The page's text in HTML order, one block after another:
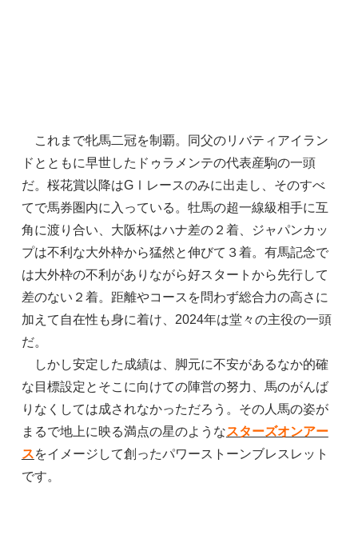
これまで牝馬二冠を制覇。同父のリバティアイラン
ドとともに早世したドゥラメンテの代表産駒の一頭
だ。桜花賞以降はGⅠレースのみに出走し、そのすべ
てで馬券圏内に入っている。牡馬の超一線級相手に互
角に渡り合い、大阪杯はハナ差の２着、ジャパンカッ
プは不利な大外枠から猛然と伸びて３着。有馬記念で
は大外枠の不利がありながら好スタートから先行して
差のない２着。距離やコースを問わず総合力の高さに
加えて自在性も身に着け、2024年は堂々の主役の一頭
だ。
しかし安定した成績は、脚元に不安があるなか的確
な目標設定とそこに向けての陣営の努力、馬のがんば
りなくしては成されなかっただろう。その人馬の姿が
まるで地上に映る満点の星のようなスターズオンアー
スをイメージして創ったパワーストーンブレスレット
です。